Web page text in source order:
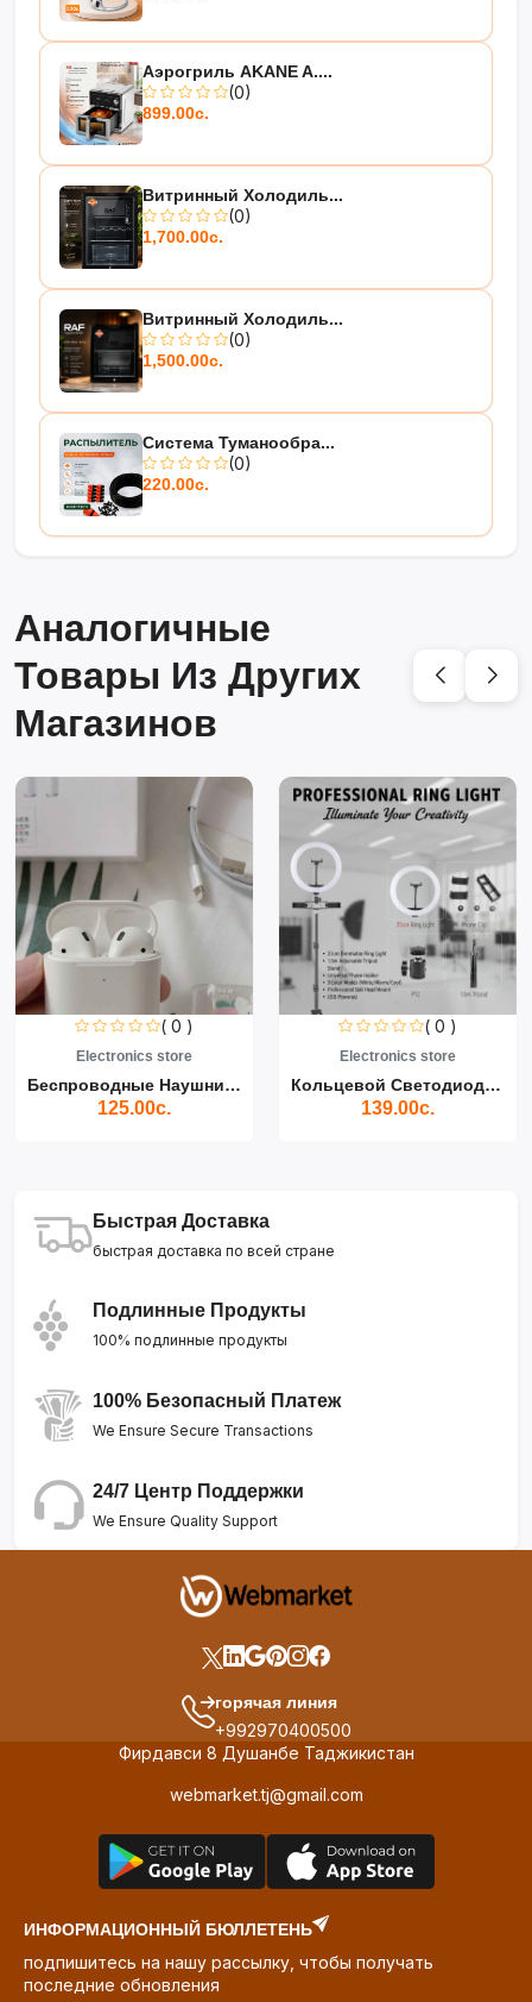
Аэрогриль AKANE A....
(0)
899.00с.
Витринный Холодиль...
(0)
1,700.00с.
Витринный Холодиль...
(0)
1,500.00с.
Система Туманообра...
(0)
220.00с.
Аналогичные
Товары Из Других
Магазинов
( 0 )
Electronics store
Беспроводные Наушники Air...
125.00с.
( 0 )
Electronics store
Кольцевой Светодиодный Св...
139.00с.
Быстрая Доставка
быстрая доставка по всей стране
Подлинные Продукты
100% подлинные продукты
100% Безопасный Платеж
We Ensure Secure Transactions
24/7 Центр Поддержки
We Ensure Quality Support
горячая линия
+992970400500
Фирдавси 8 Душанбе Таджикистан
webmarket.tj@gmail.com
ИНФОРМАЦИОННЫЙ БЮЛЛЕТЕНЬ
подпишитесь на нашу рассылку, чтобы получать
последние обновления